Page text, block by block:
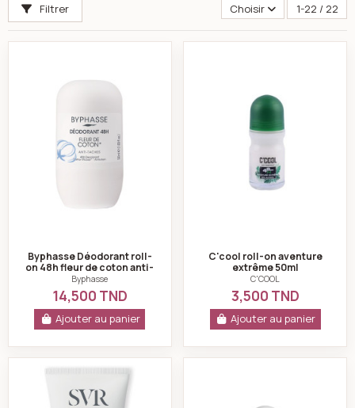
Filtrer Choisir 1-22 / 22
Byphasse Déodorant roll-
on 48h fleur de coton anti-
taches 50ml
Byphasse
14,500 TND
Ajouter au panier
C'cool roll-on aventure
extrême 50ml
C'COOL
3,500 TND
Ajouter au panier
SVR Spirial déo-crème anti-transpirant intense 48H